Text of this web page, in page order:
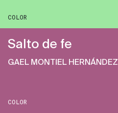
COLOR
Salto de fe
GAEL MONTIEL HERNÁNDEZ
COLOR